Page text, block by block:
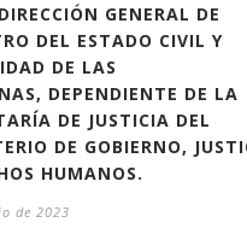
GENERAL DE
DEL ESTADO CIVIL Y
DE LAS
DEPENDIENTE DE LA
DE JUSTICIA DEL
DE GOBIERNO,
HUMANOS.
de 2023